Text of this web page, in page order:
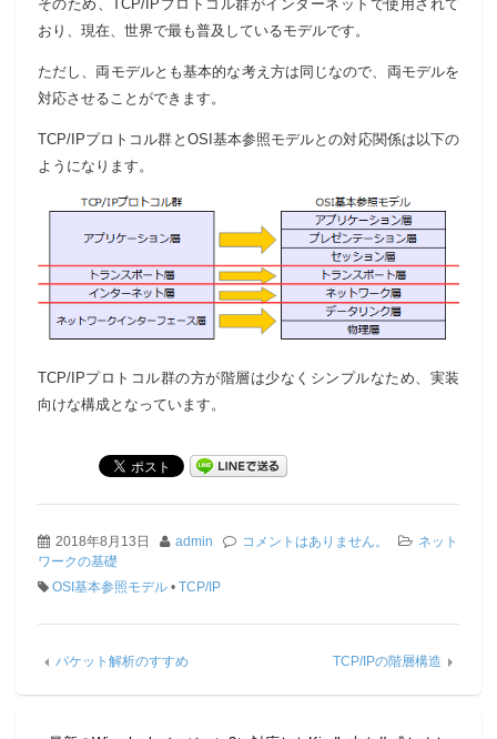
そのため、TCP/IPプロトコル群がインターネットで使用されて
おり、現在、世界で最も普及しているモデルです。
ただし、両モデルとも基本的な考え方は同じなので、両モデルを
対応させることができます。
TCP/IPプロトコル群とOSI基本参照モデルとの対応関係は以下の
ようになります。
TCP/IPプロトコル群の方が階層は少なくシンプルなため、実装
向けな構成となっています。
2018年8月13日 admin コメントはありません。
ネット
ワークの基礎
OSI基本参照モデル • TCP/IP
パケット解析のすすめ TCP/IPの階層構造